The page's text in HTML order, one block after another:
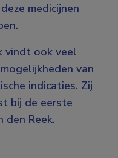
medicijnen
vindt ook veel
van
indicaties. Zij
bij de eerste
den Reek.